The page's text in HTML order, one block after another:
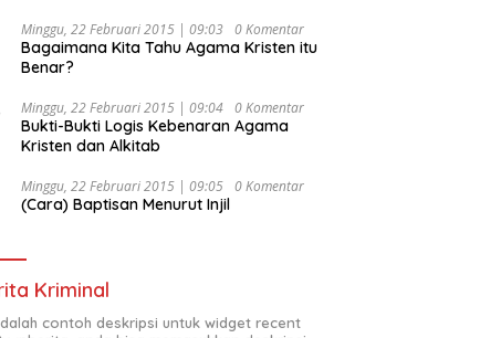
Minggu, 22 Februari 2015 | 09:03 0 Komentar
Bagaimana Kita Tahu Agama Kristen itu
Benar?
Minggu, 22 Februari 2015 | 09:04 0 Komentar
Bukti-Bukti Logis Kebenaran Agama
Kristen dan Alkitab
Minggu, 22 Februari 2015 | 09:05 0 Komentar
(Cara) Baptisan Menurut Injil
Kriminal
contoh deskripsi untuk widget recent